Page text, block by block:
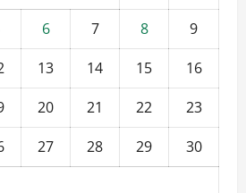
6 7 8
9
13 14 15
16
20 21 22
23
27 28 29
30